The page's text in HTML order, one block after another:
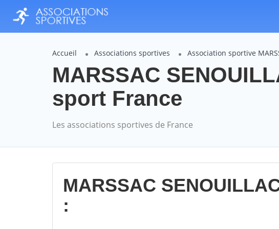
Accueil Associations sportives Association sportive
MARSSAC
sport France
Les associations sportives de France
MARSSAC
: